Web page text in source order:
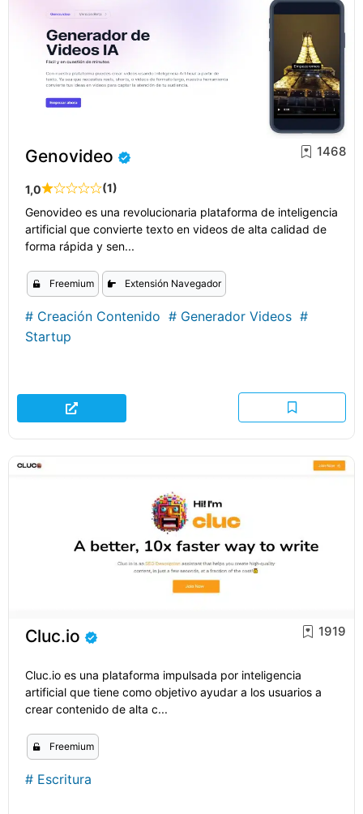
Genovideo
1,0 (1)
1468
Genovideo es una revolucionaria plataforma de inteligencia
artificial que convierte texto en videos de alta calidad de
forma rápida y sen...
Freemium Extensión Navegador
# Creación Contenido # Generador Videos #
Startup
Cluc.io 1919
Cluc.io es una plataforma impulsada por inteligencia
artificial que tiene como objetivo ayudar a los usuarios a
crear contenido de alta c...
Freemium
# Escritura